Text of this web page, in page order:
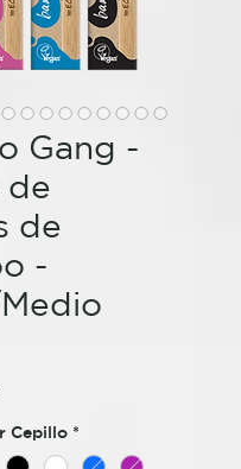
Gang -
de
de
-
Cepillo *